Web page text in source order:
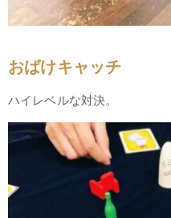
おばけキャッチ
ハイレベルな対決。